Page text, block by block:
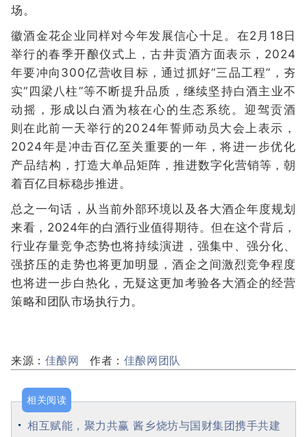
场。
徽酒金花企业同样对今年发展信心十足。在2月18日
举行的春季开酿仪式上，古井贡酒方面表示，2024
年要冲向300亿营收目标，通过抓好“三品工程”，夯
实“四梁八柱”等不断提升品质，继续坚持白酒主业不
动摇，形成以白酒为核在心的生态系统。迎驾贡酒
则在此前一天举行的2024年誓师动员大会上表示，
2024年是冲击百亿至关重要的一年，将进一步优化
产品结构，打造大单品矩阵，推进数字化营销等，朝
着百亿目标稳步推进。
总之一句话，从当前外部环境以及各大酒企年度规划
来看，2024年的白酒行业值得期待。但在这个背后，
行业存量竞争态势也将持续演进，强集中、强分化、
强挤压的走势也将更加明显，酒企之间激烈竞争程度
也将进一步白热化，无疑这更加考验各大酒企的经营
策略和团队市场执行力。
来源： 佳酿网 作者： 佳酿网团队
相关阅读
相互赋能，聚力共赢 酱乡烧坊与国财集团携手共建